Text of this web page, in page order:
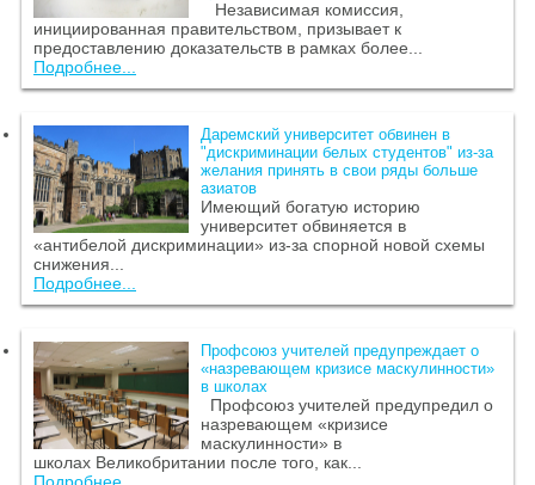
Независимая комиссия,
инициированная правительством, призывает к
предоставлению доказательств в рамках более...
Подробнее...
Даремский университет обвинен в
"дискриминации белых студентов" из-за
желания принять в свои ряды больше
азиатов
Имеющий богатую историю
университет обвиняется в
«антибелой дискриминации» из-за спорной новой схемы
снижения...
Подробнее...
Профсоюз учителей предупреждает о
«назревающем кризисе маскулинности»
в школах
Профсоюз учителей предупредил о
назревающем «кризисе
маскулинности» в
школах Великобритании после того, как...